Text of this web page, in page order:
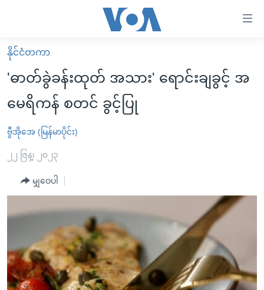
လွယ်ကူ
စေ
သည့်
များ
ပင်မ
ကြည့်
ပင်မ
အ
ညွန်း
မူလစာမျက်နှာ
မြန်မာ
ကမ္ဘာ့သတင်းများ
နိုင်ငံတကာ
အမေရိကန်
အစ္စရေး-ပါလက်စတိုင်း
ဗွီဒီယို
သတင်းလွတ်လပ်ခွင့်
အင်္ဂလိပ်စာလေ့လာမယ်
အမေရိကန်သုံးအီဒီယံ
မကြေးမုံရဲ့ အင်္ဂလိပ်စာ
ရုပ်ရှင်ထဲက အင်္ဂလိပ်စာ
သုတပဒေသာ အင်္ဂလိပ်စာ
အပတ်စဉ်ကဏ္ဍများ
တီဗွီ
ရေဒီယိုနှင့်ရုပ်သံ အချက်အလက်များ
ရေဒီယို/တီဗွီအစီအစဉ်
Learning English
နိုင်ငံတကာ
'ဓာတ်ခွဲခန်းထုတ် အသား' ရောင်းချခွင့် အ
မေရိကန် စတင် ခွင့်ပြု
ဗွီအိုအေ (မြန်မာပိုင်း)
၂၂ ဇြန္၊ ၂၀၂၃
မျှဝေပါ